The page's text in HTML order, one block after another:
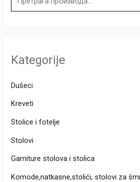
е
а
а
з
:
Kategorije
Dušeci
Kreveti
Stolice i fotelje
Stolovi
Garniture stolova i stolica
Komode,natkasne,stolići, stolovi za